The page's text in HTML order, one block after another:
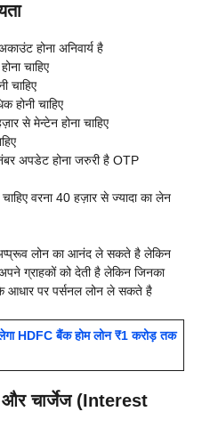
होना अनिवार्य है
चाहिए
चाहिए
होनी चाहिए
से मेन्टेन होना चाहिए
अपडेट होना जरुरी है OTP
वरना 40 हज़ार से ज्यादा का लेन
अप्प्रूव लोन का आनंद ले सकते है लेकिन
ग्राहकों को देती है लेकिन जिनका
पर पर्सनल लोन ले सकते है
HDFC बैंक होम लोन ₹1 करोड़ तक
और चार्जेज (Interest